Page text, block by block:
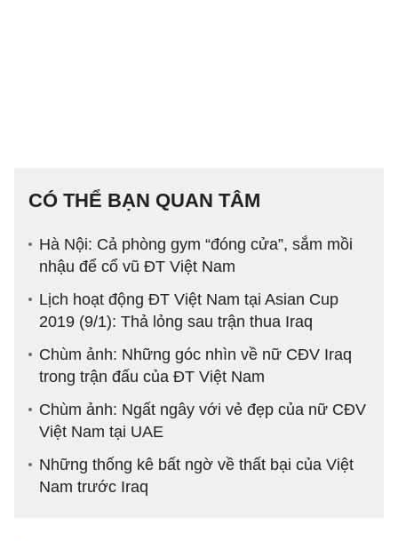
CÓ THỂ BẠN QUAN TÂM
Hà Nội: Cả phòng gym “đóng cửa”, sắm mồi
nhậu để cổ vũ ĐT Việt Nam
Lịch hoạt động ĐT Việt Nam tại Asian Cup
2019 (9/1): Thả lỏng sau trận thua Iraq
Chùm ảnh: Những góc nhìn về nữ CĐV Iraq
trong trận đấu của ĐT Việt Nam
Chùm ảnh: Ngất ngây với vẻ đẹp của nữ CĐV
Việt Nam tại UAE
Những thống kê bất ngờ về thất bại của Việt
Nam trước Iraq